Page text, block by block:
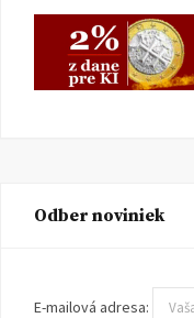
Odber noviniek
E-mailová adresa: